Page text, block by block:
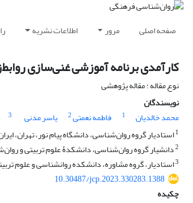
صفحه اصلی مرور اطلاعات نشریه
کارآمدی برنامه آموزشی غنی‌سازی
نوع مقاله : مقاله پژوهشی
نویسندگان
محمد خالدیان
1 فاطمه نعمتی2 یاسر مدنی
3
1استادیار گروه روان‌شناسی، دانشگاه پیام نور، تهران،
2دانشیار گروه روان‌شناسی، دانشکدۀ علوم تربیتی و
3استادیار، گروه مشاوره، دانشکده روانشناسی و علوم
10.30487/jcp.2023.330283.1388
چکیده